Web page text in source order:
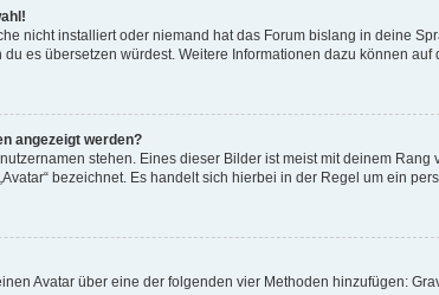
nicht installiert oder niemand hat das Forum bislang in deine
es übersetzen würdest. Weitere Informationen dazu können auf
angezeigt werden?
stehen. Eines dieser Bilder ist meist mit deinem
bezeichnet. Es handelt sich hierbei in der Regel um ein
Avatar über eine der folgenden vier Methoden hinzufügen: